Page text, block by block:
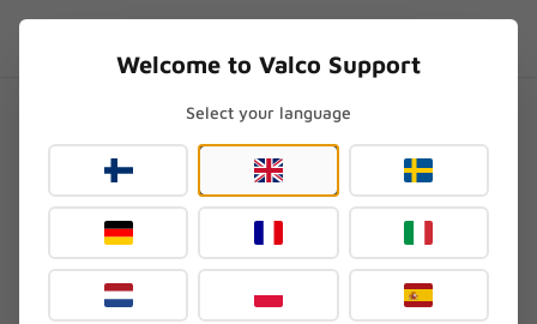
NL21 ne charge pas, que faire ?
NL21 ne charge pas, que faire
3 août 2026
Welcome to Valco Support
Select your language